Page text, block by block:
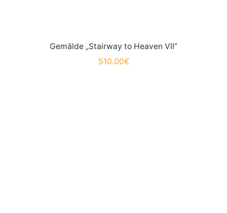
Gemälde „Stairway to Heaven VII“
510.00€